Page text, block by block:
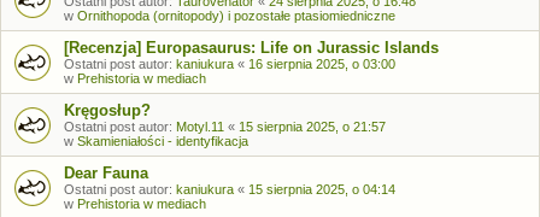
w Ornithopoda (ornitopody) i pozostałe ptasiomiedniczne
[Recenzja] Europasaurus: Life on Jurassic Islands
Ostatni post autor: kaniukura « 16 sierpnia 2025, o 03:00
w Prehistoria w mediach
Kręgosłup?
Ostatni post autor: Motyl.11 « 15 sierpnia 2025, o 21:57
w Skamieniałości - identyfikacja
Dear Fauna
Ostatni post autor: kaniukura « 15 sierpnia 2025, o 04:14
w Prehistoria w mediach